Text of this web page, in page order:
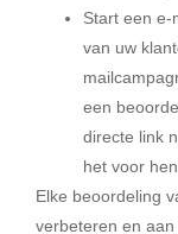
Start een e-
van uw
een
directe link
het voor
Elke beoordeling
verbeteren en